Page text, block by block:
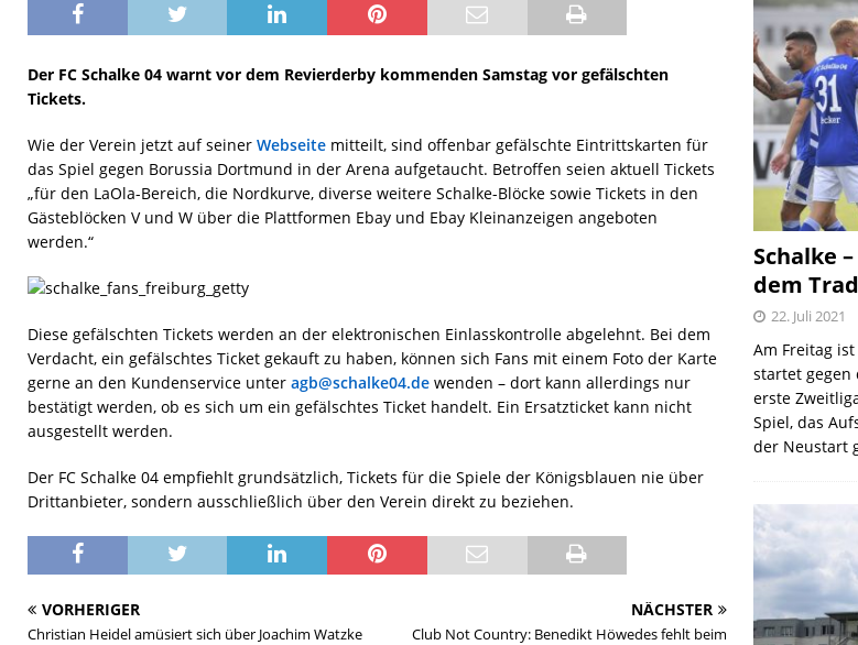
Der FC Schalke 04 warnt vor dem Revierderby kommenden Samstag vor gefälschten
Tickets.
Wie der Verein jetzt auf seiner Webseite mitteilt, sind offenbar gefälschte Eintrittskarten für
das Spiel gegen Borussia Dortmund in der Arena aufgetaucht. Betroffen seien aktuell Tickets
„für den LaOla-Bereich, die Nordkurve, diverse weitere Schalke-Blöcke sowie Tickets in den
Gästeblöcken V und W über die Plattformen Ebay und Ebay Kleinanzeigen angeboten
werden.“
Diese gefälschten Tickets werden an der elektronischen Einlasskontrolle abgelehnt. Bei dem
Verdacht, ein gefälschtes Ticket gekauft zu haben, können sich Fans mit einem Foto der Karte
gerne an den Kundenservice unter agb@schalke04.de wenden – dort kann allerdings nur
bestätigt werden, ob es sich um ein gefälschtes Ticket handelt. Ein Ersatzticket kann nicht
ausgestellt werden.
Der FC Schalke 04 empfiehlt grundsätzlich, Tickets für die Spiele der Königsblauen nie über
Drittanbieter, sondern ausschließlich über den Verein direkt zu beziehen.
VORHERIGER
Christian Heidel amüsiert sich über Joachim Watzke
NÄCHSTER
Club Not Country: Benedikt Höwedes fehlt beim
Schalke
dem
22. Juli 2021
Am Freitag ist
startet gegen
erste
Spiel, das
der Neustart